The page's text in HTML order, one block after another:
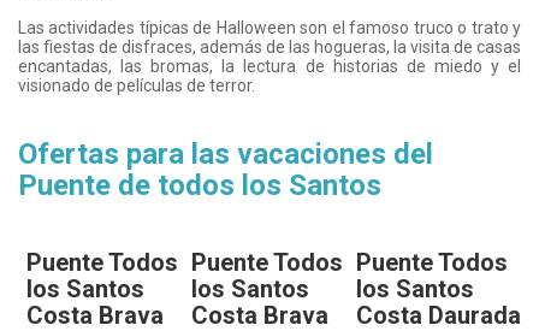
Las actividades típicas de Halloween son el famoso truco o trato y
las fiestas de disfraces, además de las hogueras, la visita de casas
encantadas, las bromas, la lectura de historias de miedo y el
visionado de películas de terror.
Ofertas para las vacaciones del
Puente de todos los Santos
Puente Todos
los Santos
Costa Brava
Puente Todos
los Santos
Costa Brava
Puente Todos
los Santos
Costa Daurada